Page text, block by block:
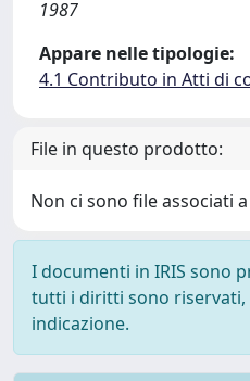
1987
Appare nelle tipologie:
4.1 Contributo in Atti di
File in questo prodotto:
Non ci sono file associati
I documenti in IRIS sono
tutti i diritti sono riservati,
indicazione.